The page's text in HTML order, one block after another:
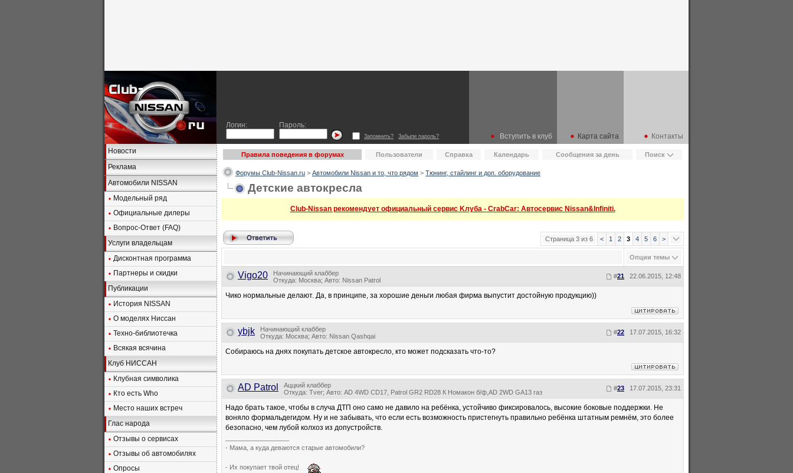
Логин: Пароль:
Запомнить? Забыли пароль? Вступить в клуб Карта сайта
Контакты
Новости
Реклама
Автомобили NISSAN
Модельный ряд
Официальные дилеры
Вопрос-Ответ (FAQ)
Услуги владельцам
Дисконтная программа
Партнеры и скидки
Публикации
История NISSAN
О моделях Ниссан
Техно-библиотечка
Всякая всячина
Клуб НИССАН
Клубная символика
Кто есть Who
Место наших встреч
Глас народа
Отзывы о сервисах
Отзывы об автомобилях
Опросы
Правила поведения в форумах Пользователи Справка Календарь Сообщения за день Поиск
Форумы Club-Nissan.ru > Автомобили Nissan и то, что рядом > Тюнинг, стайлинг и доп. оборудование
Детские автокресла
Club-Nissan рекомендует официальный сервис Kлуба - CrabCar: Автосервис Nissan&Infiniti.
Страница 3 из 6 < 1 2 3 4 5 6 >
Опции темы
Vigo20
Начинающий клаббер
Откуда: Москва; Авто: Nissan Patrol
#21 22.06.2015, 12:48
Чико нормальные делают. Да, в принципе, за хорошие деньги любая фирма выпустит достойную продукцию))
ybjk
Начинающий клаббер
Откуда: Москва; Авто: Nissan Qashqai
#22 17.07.2015, 16:32
Собираюсь на днях покупать детское автокресло, кто может подсказать что-то?
AD Patrol
Аццкий клаббер
Откуда: Tver; Авто: AD 4WD CD17, Patrol GR2 RD28 К Номакон б/ф,AD 2WD GA13 газ
#23 17.07.2015, 23:31
Надо брать такое, чтобы в случа ДТП оно само не давило на ребёнка, устойчиво фиксировалось, высокие боковые поддержки. Не
воняло формальдегидом. Ну и не забывать, что если есть возможность пристегнуть правильно ребёнка штатным ремнём, это более
безопасно, чем лубой колхоз из допустройств.
- Мама, а куда деваются старые автомобили?
- Их покупает твой отец!